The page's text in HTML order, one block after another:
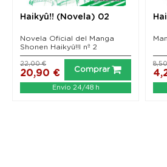
Haikyû!! (Novela) 02
Novela Oficial del Manga
Shonen Haikyû!!l nº 2
20,90 €
22,00 €
Comprar
Envío 24/48 h